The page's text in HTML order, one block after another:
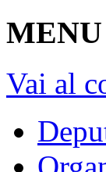
Vai al